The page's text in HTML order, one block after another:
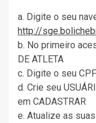
a. Digite o seu
http://
b. No primeiro
DE ATLETA
c. Digite o seu
d. Crie seu
em CADASTRAR
e. Atualize as